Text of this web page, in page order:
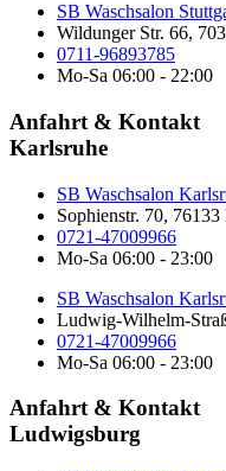
SB Waschsalon
Wildunger Str. 66,
0711-96893785
Mo-Sa 06:00 - 22:00
Anfahrt & Kontakt
Karlsruhe
SB Waschsalon
Sophienstr. 70,
0721-47009966
Mo-Sa 06:00 - 23:00
SB Waschsalon
Ludwig-Wilhelm-
0721-47009966
Mo-Sa 06:00 - 23:00
Anfahrt & Kontakt
Ludwigsburg